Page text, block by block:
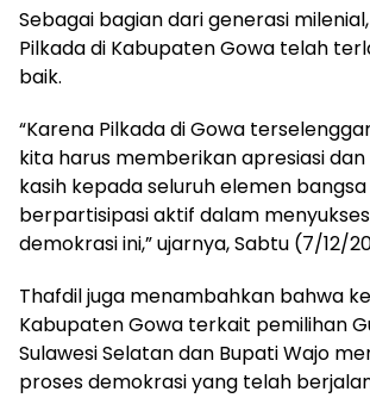
Sebagai bagian dari generasi
Pilkada di Kabupaten Gowa telah
baik.
“Karena Pilkada di Gowa
kita harus memberikan apresiasi
kasih kepada seluruh elemen
berpartisipasi aktif dalam
demokrasi ini,” ujarnya, Sabtu (7/12/
Thafdil juga menambahkan bahwa
Kabupaten Gowa terkait pemilihan
Sulawesi Selatan dan Bupati Wajo
proses demokrasi yang telah